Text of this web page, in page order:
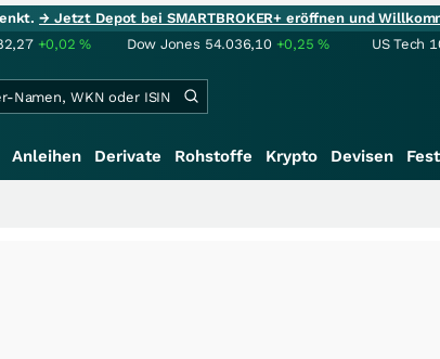
→ Jetzt Depot bei SMARTBROKER+ eröffnen und
+0,02% Dow Jones 54.036,10 +0,25% US Tech
Anleihen Derivate Rohstoffe Krypto Devisen